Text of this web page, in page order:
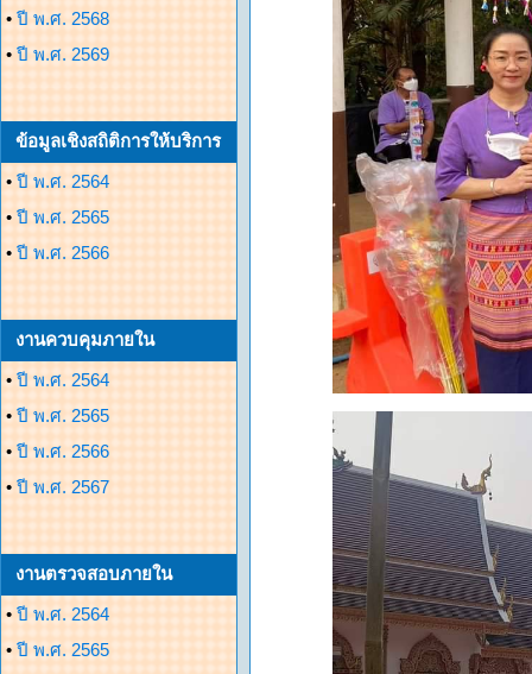
• ปี พ.ศ. 2568
• ปี พ.ศ. 2569
ข้อมูลเชิงสถิติการให้บริการ
• ปี พ.ศ. 2564
• ปี พ.ศ. 2565
• ปี พ.ศ. 2566
งานควบคุมภายใน
• ปี พ.ศ. 2564
• ปี พ.ศ. 2565
• ปี พ.ศ. 2566
• ปี พ.ศ. 2567
งานตรวจสอบภายใน
• ปี พ.ศ. 2564
• ปี พ.ศ. 2565